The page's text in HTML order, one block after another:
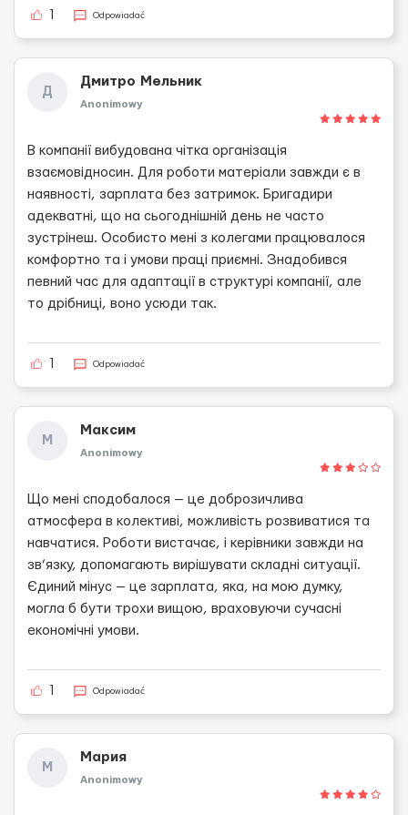
Odpowiadać
Д
Дмитро Мельник
Anonimowy
В компанії вибудована чітка організація
взаємовідносин. Для роботи матеріали завжди є в
наявності, зарплата без затримок. Бригадири
адекватні, що на сьогоднішній день не часто
зустрінеш. Особисто мені з колегами працювалося
комфортно та і умови праці приємні. Знадобився
певний час для адаптації в структурі компанії, але
то дрібниці, воно усюди так.
Odpowiadać
М
Максим
Anonimowy
Що мені сподобалося — це доброзичлива
атмосфера в колективі, можливість розвиватися та
навчатися. Роботи вистачає, і керівники завжди на
зв’язку, допомагають вирішувати складні ситуації.
Єдиний мінус — це зарплата, яка, на мою думку,
могла б бути трохи вищою, враховуючи сучасні
економічні умови.
Odpowiadać
М
Мария
Anonimowy